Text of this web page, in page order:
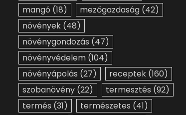
mangó (18) mezőgazdaság (42)
növények (48)
növénygondozás (47)
növényvédelem (104)
növényápolás (27) receptek (160)
szobanövény (22) termesztés (92)
termés (31) természetes (41)